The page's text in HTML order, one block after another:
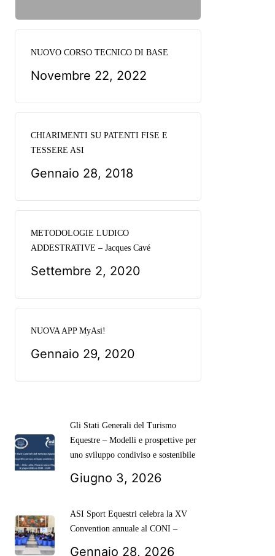
NUOVO CORSO TECNICO DI BASE
Novembre 22, 2022
CHIARIMENTI SU PATENTI FISE E
TESSERE ASI
Gennaio 28, 2018
METODOLOGIE LUDICO
ADDESTRATIVE – Jacques Cavé
Settembre 2, 2020
NUOVA APP MyAsi!
Gennaio 29, 2020
Gli Stati Generali del Turismo
Equestre – Modelli e prospettive per
uno sviluppo condiviso e sostenibile
Giugno 3, 2026
ASI Sport Equestri celebra la XV
Convention annuale al CONI –
Gennaio 28, 2026